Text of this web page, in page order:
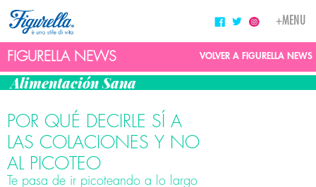
Toggle
+MENU
FIGURELLA NEWS VOLVER A FIGURELLA NEWS
Alimentación Sana
POR QUÉ DECIRLE SÍ A
LAS COLACIONES Y NO
AL PICOTEO
Te pasa de ir picoteando a lo largo